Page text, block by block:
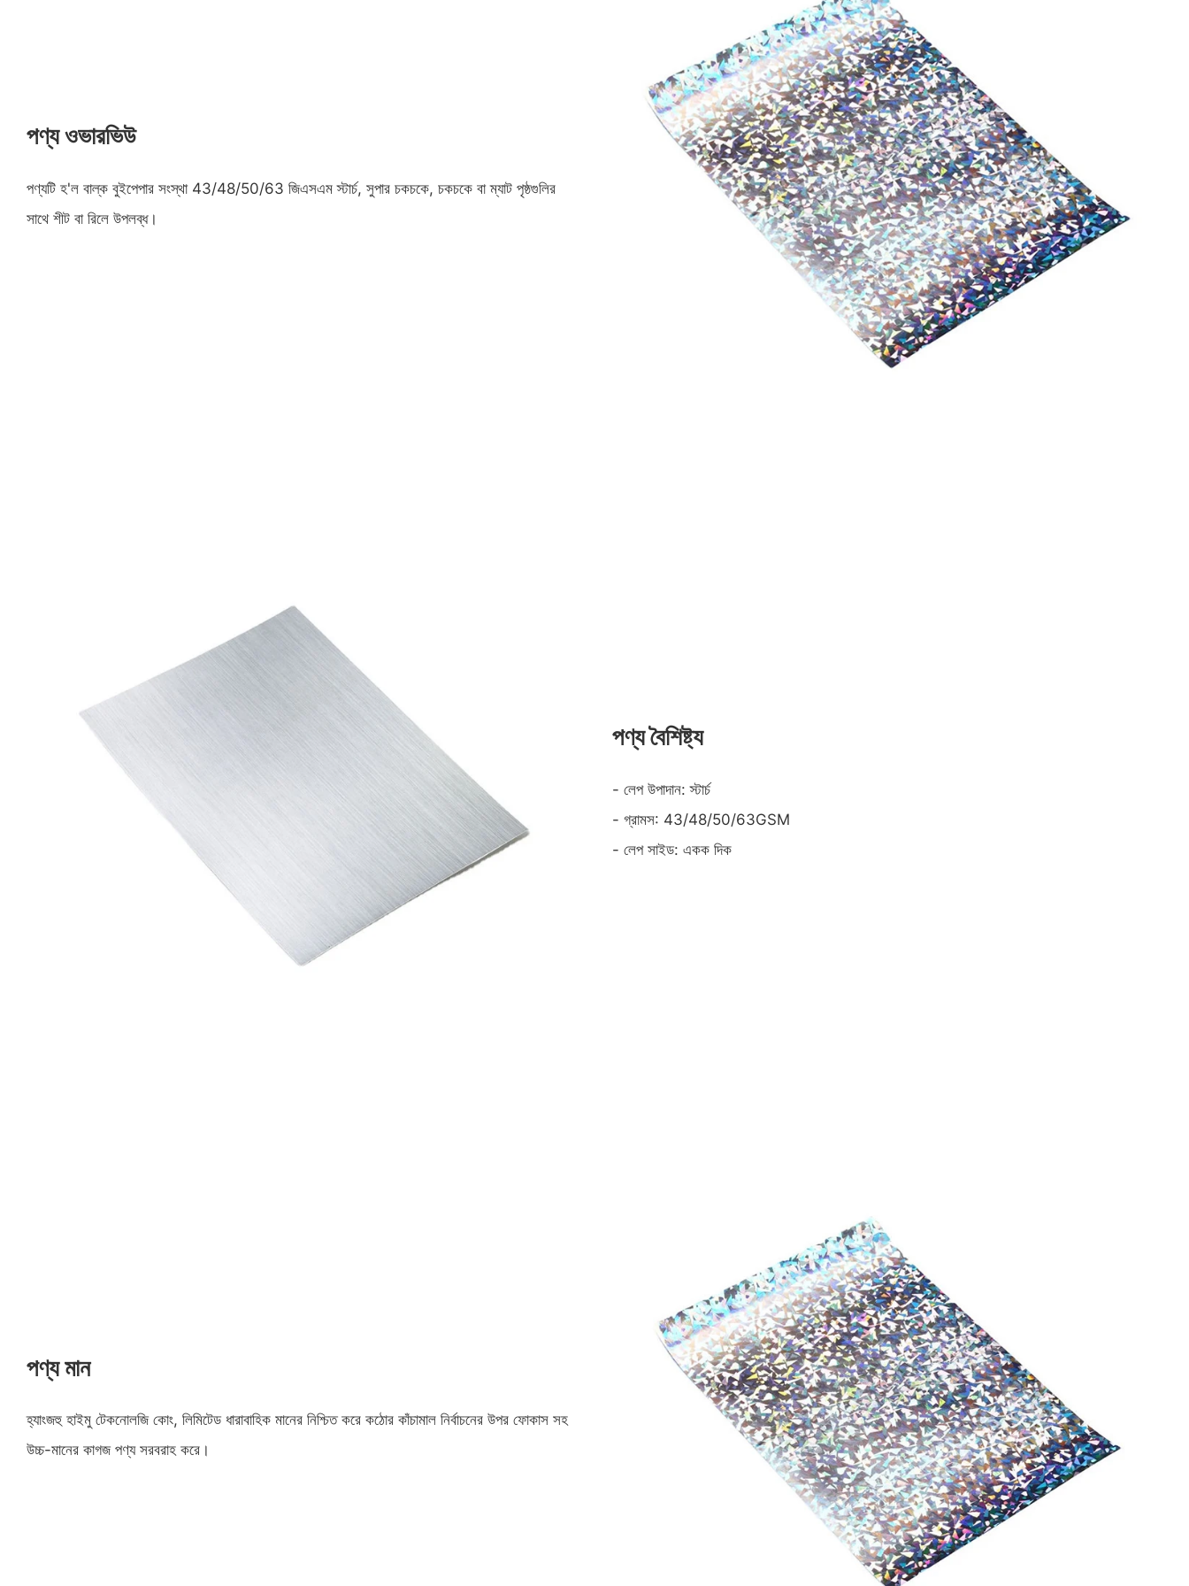
পণ্য ওভারভিউ
পণ্যটি হ'ল বাল্ক বুইপেপার সংস্থা 43/48/50/63 জিএসএম স্টার্চ, সুপার চকচকে, চকচকে বা ম্যাট পৃষ্ঠগুলির
সাথে শীট বা রিলে উপলব্ধ।
পণ্য বৈশিষ্ট্য
- লেপ উপাদান: স্টার্চ
- গ্রামস: 43/48/50/63GSM
- লেপ সাইড: একক দিক
পণ্য মান
হ্যাংজহু হাইমু টেকনোলজি কোং, লিমিটেড ধারাবাহিক মানের নিশ্চিত করে কঠোর কাঁচামাল নির্বাচনের উপর ফোকাস সহ
উচ্চ-মানের কাগজ পণ্য সরবরাহ করে।